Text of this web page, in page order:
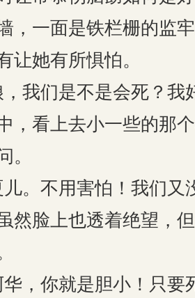
，一面是铁栏栅的监
让她有所惧怕。
，我们是不是会死？我
，看上去小一些的那
。
儿。不用害怕！我们又
然脸上也透着绝望，
华，你就是胆小！只要